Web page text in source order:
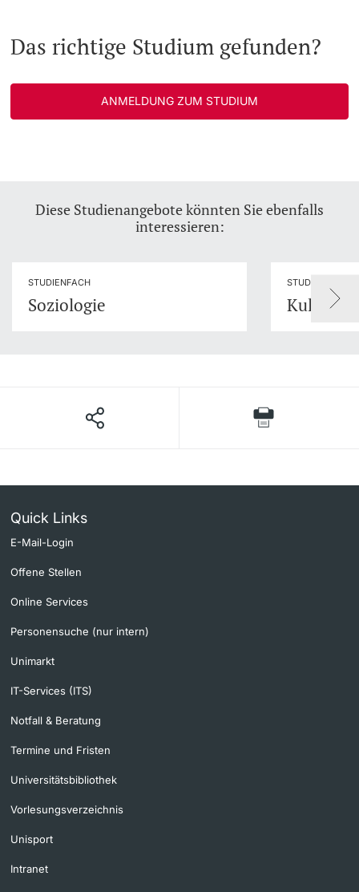
Das richtige Studium gefunden?
ANMELDUNG ZUM STUDIUM
Diese Studienangebote könnten Sie ebenfalls
interessieren:
STUDIENFACH
Soziologie
STUDIENFACH
Quick Links
E-Mail-Login
Offene Stellen
Online Services
Personensuche (nur intern)
Unimarkt
IT-Services (ITS)
Notfall & Beratung
Termine und Fristen
Universitätsbibliothek
Vorlesungsverzeichnis
Unisport
Intranet